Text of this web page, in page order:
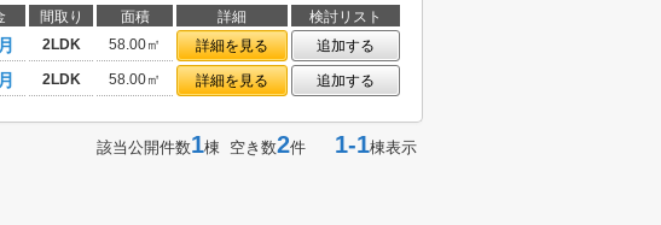
間取り 面積 詳細
検討リスト
2LDK 58.00㎡ 詳細を見る
追加する
2LDK 58.00㎡ 詳細を見る 追加する
該当公開件数1棟 空き数2件 1-1棟表示